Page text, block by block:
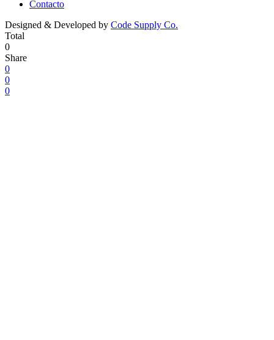
Contacto
Designed & Developed by Code Supply Co.
Total
0
Share
0
0
0